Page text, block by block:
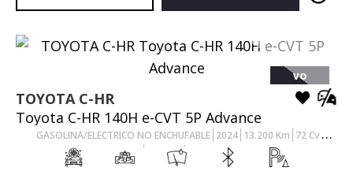
VO
TOYOTA C-HR
Toyota C-HR 140H e-CVT 5P Advance
GASOLINA/ELECTRICO NO ENCHUFABLE 2024 13.200 Km 72 Cv
AUTOMÁTICO